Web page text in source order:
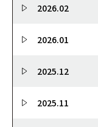
2026.02
2026.01
2025.12
2025.11